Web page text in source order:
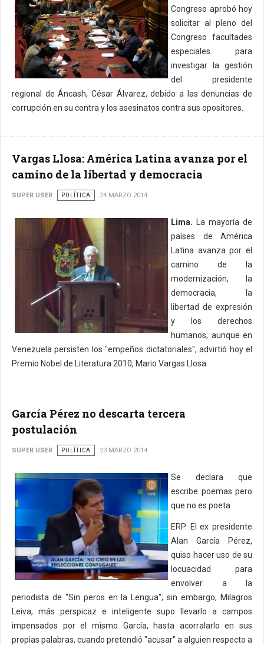
Congreso aprobó hoy
solicitar al pleno del
Congreso facultades
especiales para
investigar la gestión
del presidente
regional de Áncash, César Álvarez, debido a las denuncias de
corrupción en su contra y los asesinatos contra sus opositores.
Vargas Llosa: América Latina avanza por el
camino de la libertad y democracia
SUPER USER POLÍTICA 24 MARZO 2014
Lima. La mayoría de
países de América
Latina avanza por el
camino de la
modernización, la
democracia, la
libertad de expresión
y los derechos
humanos; aunque en
Venezuela persisten los "empeños dictatoriales", advirtió hoy el
Premio Nobel de Literatura 2010, Mario Vargas Llosa.
García Pérez no descarta tercera
postulación
SUPER USER POLÍTICA 23 MARZO 2014
Se declara que
escribe poemas pero
que no es poeta
ERP. El ex presidente
Alan García Pérez,
quiso hacer uso de su
locuacidad para
envolver a la
periodista de "Sin peros en la Lengua"; sin embargo, Milagros
Leiva, más perspicaz e inteligente supo llevarlo a campos
impensados por el mismo García, hasta acorralarlo en sus
propias palabras, cuando pretendió "acusar" a alguien respecto a